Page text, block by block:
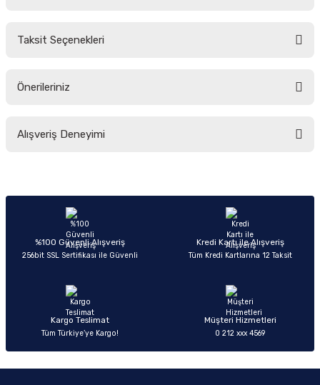
Taksit Seçenekleri
Önerileriniz
yetersiz gördüğünüz noktaları öneri formunu kullanarak tarafımıza
Ürün açıklamasında eksik bilgiler bulunuyor.
Ürün bilgilerinde hatalar bulunuyor.
Ürün fiyatı diğer sitelerden daha pahalı.
Alışveriş Deneyimi
Sitemize ilk yorumu siz yapın!
%100 Güvenli Alışveriş
256bit SSL Sertifikası ile Güvenli
Kredi Kartı ile Alışveriş
Tüm Kredi Kartlarına 12 Taksit
Kargo Teslimat
Tüm Türkiye’ye Kargo!
Müşteri Hizmetleri
0 212 xxx 4569